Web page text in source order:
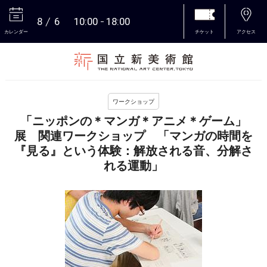
カレンダー
8 6 10:00 18:00
チケット アクセス
ワークショップ
「ニッポンの＊マンガ＊アニメ＊ゲーム」
展 関連ワークショップ 「マンガの時間を
『見る』という体験：解放される音、分解さ
れる運動」